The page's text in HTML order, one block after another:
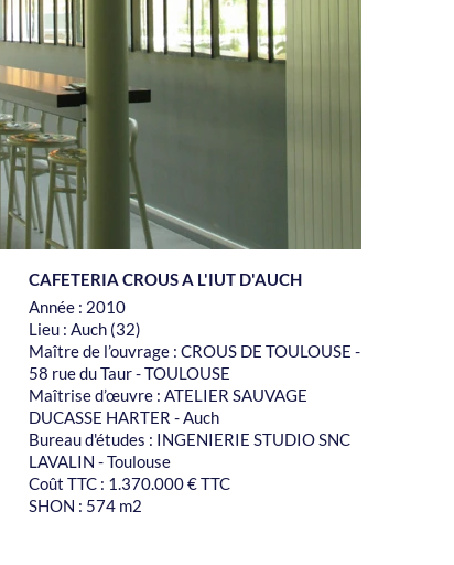
CAFETERIA CROUS A L'IUT D'AUCH
Année : 2010
Lieu : Auch (32)
Maître de l’ouvrage : CROUS DE TOULOUSE -
58 rue du Taur - TOULOUSE
Maîtrise d’œuvre : ATELIER SAUVAGE
DUCASSE HARTER - Auch
Bureau d'études : INGENIERIE STUDIO SNC
LAVALIN - Toulouse
Coût TTC : 1.370.000 € TTC
SHON : 574 m2